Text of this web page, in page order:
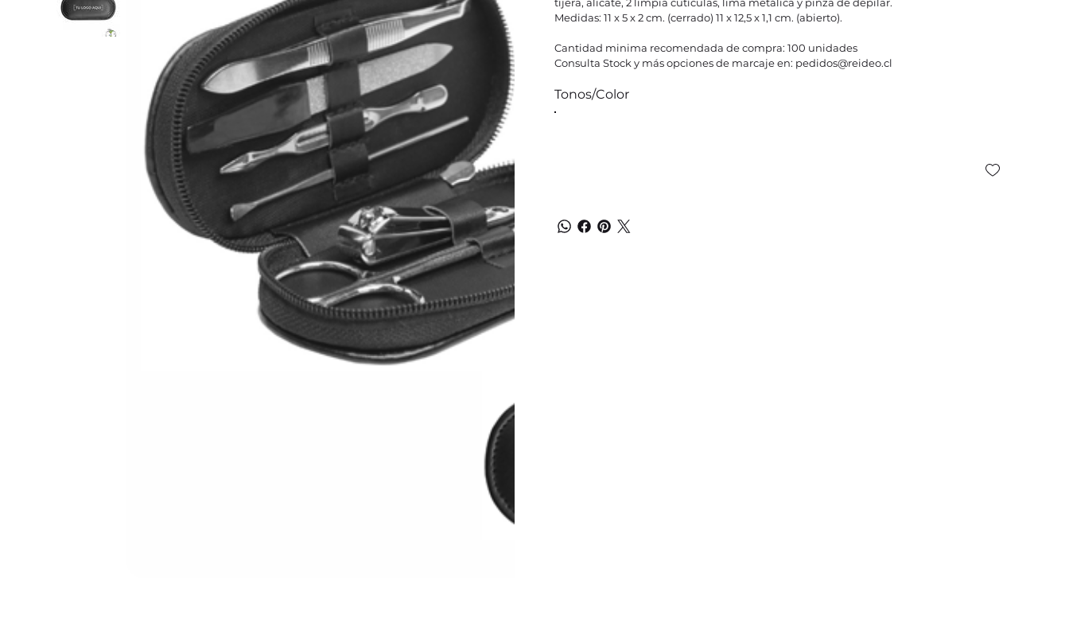
Medidas: 11 x 5 x 2 cm. (cerrado) 11 x 12,5 x 1,1 cm. (abierto).
Cantidad minima recomendada de compra: 100 unidades
Consulta Stock y más opciones de marcaje en: pedidos@reideo.cl
Tonos/Color